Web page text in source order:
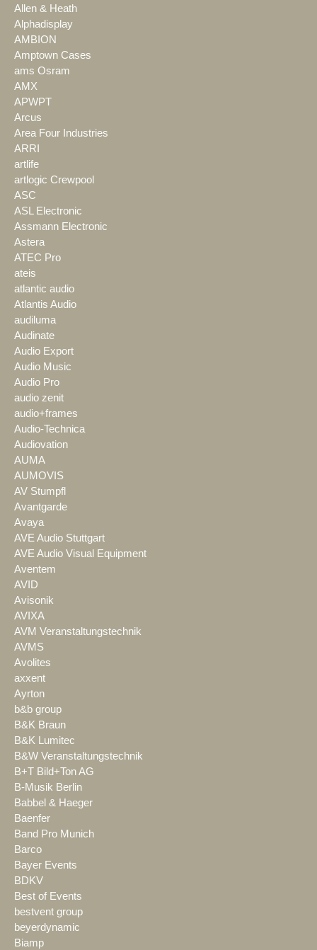
Allen & Heath
Alphadisplay
AMBION
Amptown Cases
ams Osram
AMX
APWPT
Arcus
Area Four Industries
ARRI
artlife
artlogic Crewpool
ASC
ASL Electronic
Assmann Electronic
Astera
ATEC Pro
ateis
atlantic audio
Atlantis Audio
audiluma
Audinate
Audio Export
Audio Music
Audio Pro
audio zenit
audio+frames
Audio-Technica
Audiovation
AUMA
AUMOVIS
AV Stumpfl
Avantgarde
Avaya
AVE Audio Stuttgart
AVE Audio Visual Equipment
Aventem
AVID
Avisonik
AVIXA
AVM Veranstaltungstechnik
AVMS
Avolites
axxent
Ayrton
b&b group
B&K Braun
B&K Lumitec
B&W Veranstaltungstechnik
B+T Bild+Ton AG
B-Musik Berlin
Babbel & Haeger
Baenfer
Band Pro Munich
Barco
Bayer Events
BDKV
Best of Events
bestvent group
beyerdynamic
Biamp